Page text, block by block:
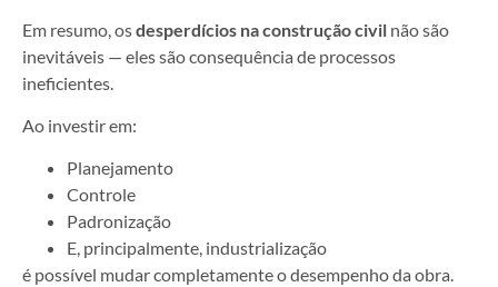
Em resumo, osdesperdícios na construção civil não são
inevitáveis — eles são consequência de processos
ineficientes.
Ao investir em:
Planejamento
Controle
Padronização
E, principalmente, industrialização
é possível mudar completamente o desempenho da obra.